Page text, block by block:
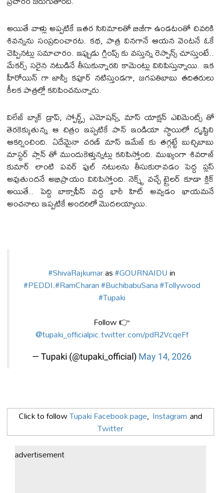
అయితే వాళ్లు అప్పటికే ఇతర సినిమాలతో బిజీగా ఉండటంతో చివరికి
శివన్నను సంప్రదించారట. కథ, పాత్ర వినగానే ఆయన వెంటనే ఓకే
చెప్పినట్లు సమాచారం. ఇప్పుడు గ్లింప్స్‌ కు వస్తున్న రెస్పాన్స్ చూస్తుంటే..
మేకర్స్ సరైన నటుడినే తీసుకున్నారని కామెంట్లు వినిపిస్తున్నాయి. ఇక
హీరోయిన్‌ గా జాన్వీ కపూర్ నటిస్తుండగా, జగపతిబాబు తదితరులు
కీలక పాత్రల్లో కనిపించనున్నారు.
విలేజ్ బ్యాక్ డ్రాప్, స్పోర్ట్స్ ఎమోషన్స్, మాస్ యాక్షన్ ఎలిమెంట్స్ తో
తెరకెక్కుతున్న ఆ చిత్రం ఇప్పటికే పాన్ ఇండియా స్థాయిలో దృష్టిని
ఆకర్షించింది. ఏదేమైనా చరణ్ మాస్ ఇమేజ్‌ కు తగ్గట్టే బుచ్చిబాబు
మాస్టర్ ప్లాన్ తో ముందుకెళ్తున్నట్లు కనిపిస్తోంది. ముఖ్యంగా శివరాజ్
కుమార్ లాంటి పవర్‌ ఫుల్ నటులను తీసుకురావడం పెద్ద ప్లస్
అవుతుందనే అభిప్రాయం వినిపిస్తోంది. నెక్స్ట్ వచ్చే ట్రైలర్ కూడా క్లిక్
అయితే.. పెద్ది బాక్సాఫీస్ వద్ద భారీ హిట్ అవ్వడం ఖాయమనే
అంచనాలు ఇప్పటికే అందరిలో మొదలయ్యాయి.
#ShivaRajkumaras#GOURNAIDUin
#PEDDI.#RamCharan#BuchibabuSana#Tollywood
#Tupaki
Follow 👉
@tupaki_officialpic.twitter.com/pdR2VcqeFf
— Tupaki (@tupaki_official) May 14, 2026
Click to followTupaki Facebook page, Instagram and
Twitter
advertisement